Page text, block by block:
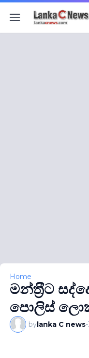
Home
මන්ත‍්‍රීට
පොලිස්
bylanka C news-